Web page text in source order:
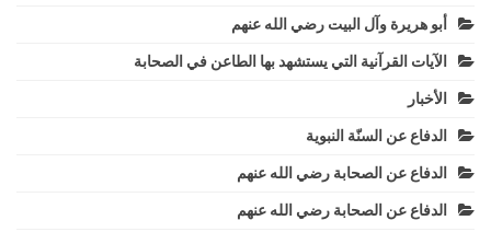
أبو هريرة وآل البيت رضي الله عنهم
الآيات القرآنية التي يستشهد بها الطاعن في الصحابة
الأخبار
الدفاع عن السنّة النبوية
الدفاع عن الصحابة رضي الله عنهم
الدفاع عن الصحابة رضي الله عنهم